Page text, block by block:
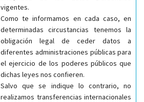
vigentes.
Como te informamos en cada caso, en
determinadas circustancias tenemos la
obligación legal de ceder datos a
diferentes administraciones públicas para
el ejercicio de los poderes públicos que
dichas leyes nos confieren.
Salvo que se indique lo contrario, no
realizamos transferencias internacionales